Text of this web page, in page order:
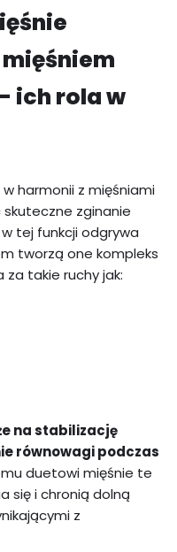
ich rola w
harmonii z mięśniami
zginanie
tej funkcji odgrywa
tworzą one kompleks
za takie ruchy jak:
na stabilizację
równowagi podczas
duetowi mięśnie te
się i chronią dolną
z